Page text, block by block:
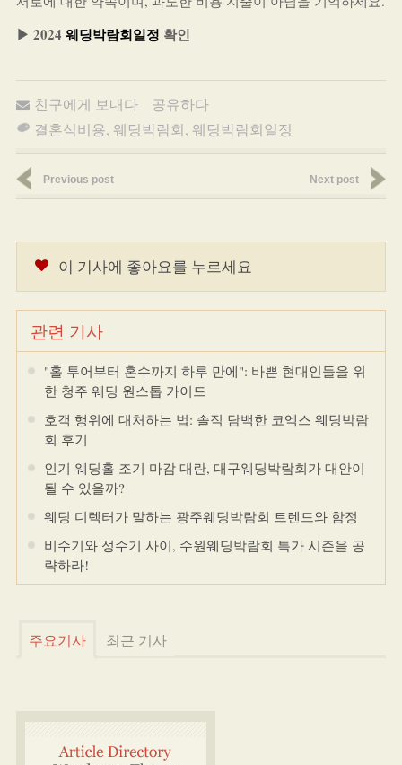
▶ 2024 웨딩박람회일정 확인
친구에게 보내다
공유하다
결혼식비용, 웨딩박람회, 웨딩박람회일정
Previous post Next post
이 기사에 좋아요를 누르세요
관련 기사
"홀 투어부터 혼수까지 하루 만에": 바쁜 현대인들을 위
한 청주 웨딩 원스톱 가이드
호객 행위에 대처하는 법: 솔직 담백한 코엑스 웨딩박람
회 후기
인기 웨딩홀 조기 마감 대란, 대구웨딩박람회가 대안이
될 수 있을까?
웨딩 디렉터가 말하는 광주웨딩박람회 트렌드와 함정
비수기와 성수기 사이, 수원웨딩박람회 특가 시즌을 공
략하라!
주요기사 최근 기사